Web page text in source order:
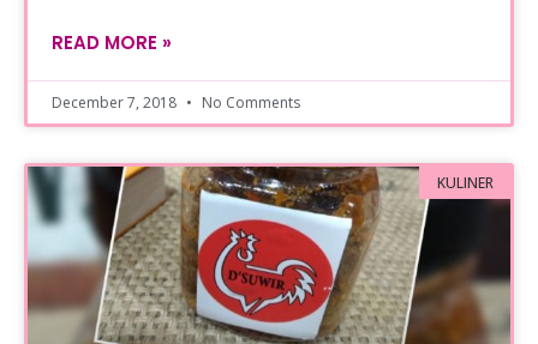
READ MORE »
December 7, 2018 No Comments
KULINER